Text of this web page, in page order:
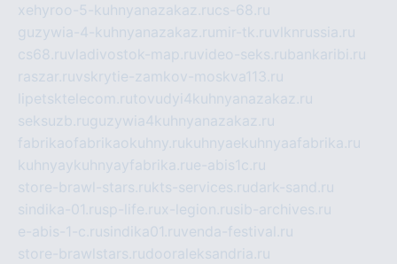
xehyroo-5-kuhnyanazakaz.rucs-68.ru
guzywia-4-kuhnyanazakaz.ru mir-tk.ruvlknrussia.ru
cs68.ruvladivostok-map.ruvideo-seks.rubankaribi.ru
raszar.ruvskrytie-zamkov-moskva113.ru
lipetsktelecom.rutovudyi4kuhnyanazakaz.ru
seksuzb.ruguzywia4kuhnyanazakaz.ru
fabrikaofabrikaokuhny.rukuhnyaekuhnyaafabrika.ru
kuhnyaykuhnyayfabrika.rue-abis1c.ru
store-brawl-stars.rukts-services.rudark-sand.ru
sindika-01.rusp-life.rux-legion.rusib-archives.ru
e-abis-1-c.rusindika01.ruvenda-festival.ru
store-brawlstars.rudooraleksandria.ru